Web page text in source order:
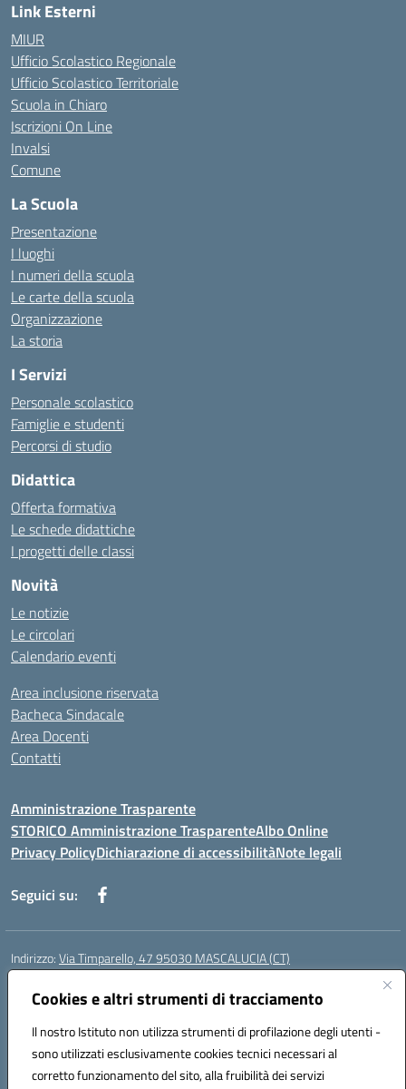
Cookies e altri strumenti di tracciamento
Il nostro Istituto non utilizza strumenti di profilazione degli utenti -
sono utilizzati esclusivamente cookies tecnici necessari al
corretto funzionamento del sito, alla fruibilità dei servizi
Link Esterni
MIUR
Ufficio Scolastico Regionale
Ufficio Scolastico Territoriale
Scuola in Chiaro
Iscrizioni On Line
Invalsi
Comune
La Scuola
Presentazione
I luoghi
I numeri della scuola
Le carte della scuola
Organizzazione
La storia
I Servizi
Personale scolastico
Famiglie e studenti
Percorsi di studio
Didattica
Offerta formativa
Le schede didattiche
I progetti delle classi
Novità
Le notizie
Le circolari
Calendario eventi
Area inclusione riservata
Bacheca Sindacale
Area Docenti
Contatti
Amministrazione Trasparente
STORICO Amministrazione TrasparenteAlbo Online
Privacy PolicyDichiarazione di accessibilitàNote legali
Seguici su:
Indirizzo:Via Timparello, 47 95030 MASCALUCIA (CT)
Centralino:
Posta elettronica certificata (PEC):ctic8bc002@pec.istruzione.it
Codice fiscale: 93238350875
Codice meccanografico:ctic8bc002
Codice Indice delle Pubbliche Amministrazioni (IPA): istsc_ctic8bc002